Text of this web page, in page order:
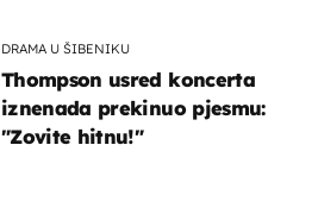
DRAMA U ŠIBENIKU
Thompson usred koncerta
iznenada prekinuo pjesmu:
"Zovite hitnu!"